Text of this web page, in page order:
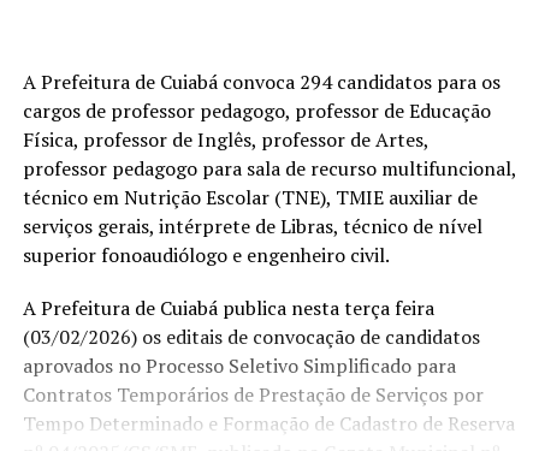
A Prefeitura de Cuiabá convoca 294 candidatos para os
cargos de professor pedagogo, professor de Educação
Física, professor de Inglês, professor de Artes,
professor pedagogo para sala de recurso multifuncional,
técnico em Nutrição Escolar (TNE), TMIE auxiliar de
serviços gerais, intérprete de Libras, técnico de nível
superior fonoaudiólogo e engenheiro civil.
A Prefeitura de Cuiabá publica nesta terça feira
(03/02/2026) os editais de convocação de candidatos
aprovados no Processo Seletivo Simplificado para
Contratos Temporários de Prestação de Serviços por
Tempo Determinado e Formação de Cadastro de Reserva